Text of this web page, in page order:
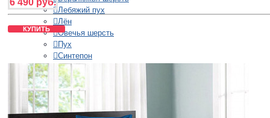
Лебяжий пух
Лён
Овечья шерсть
Пух
Синтепон
Тенсель
Хлопок
Шёлк
Шерсть
Эвкалипт
6 490 руб.
КУПИТЬ